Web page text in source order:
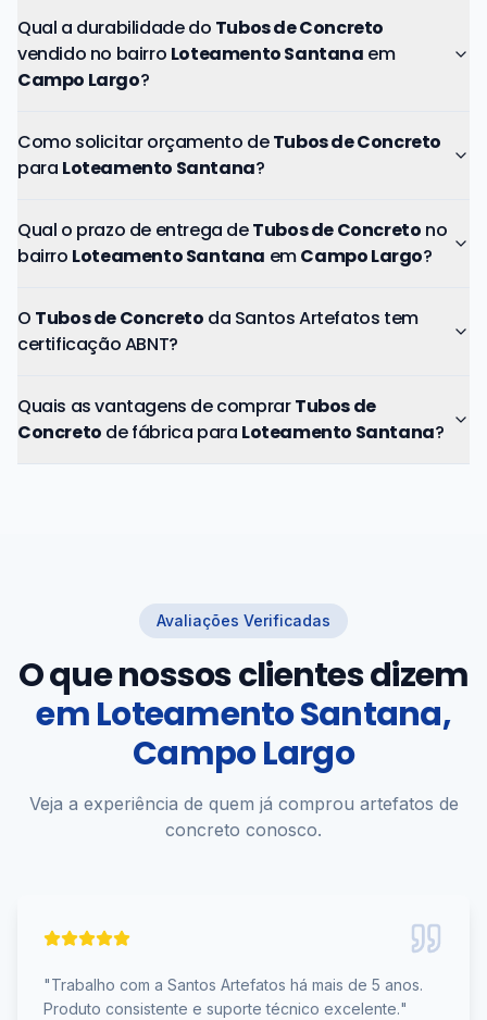
Qual a durabilidade do Tubos de Concreto
vendido no bairro Loteamento Santana em
Campo Largo?
Como solicitar orçamento deTubos de Concreto
para Loteamento Santana?
Qual o prazo de entrega deTubos de Concreto no
bairro Loteamento Santana emCampo Largo?
O Tubos de Concreto da Santos Artefatos tem
certificação ABNT?
Quais as vantagens de comprarTubos de
Concreto de fábrica para Loteamento Santana?
Avaliações Verificadas
O que nossos clientes dizem
emLoteamento Santana,
Campo Largo
Veja a experiência de quem já comprou artefatos de
concreto conosco.
"Trabalho com a Santos Artefatos há mais de 5 anos.
Produto consistente e suporte técnico excelente."